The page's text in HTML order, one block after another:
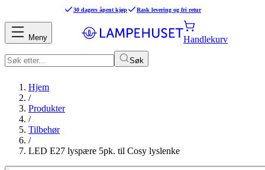
30 dagers åpent kjøp Rask levering og fri retur
Søk
Handlekurv
Meny
Hjem
/
Produkter
/
Tilbehør
/
LED E27 lyspære 5pk. til Cosy lyslenke